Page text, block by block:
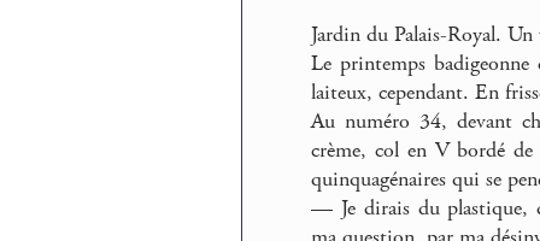
Jardin du Palais-Royal.
Le printemps
laiteux, cependant. En
Au numéro 34, devant
crème, col en V bordé
quinquagénaires qui se
— Je dirais du plastique,